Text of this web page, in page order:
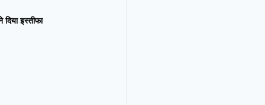
दिया इस्तीफा